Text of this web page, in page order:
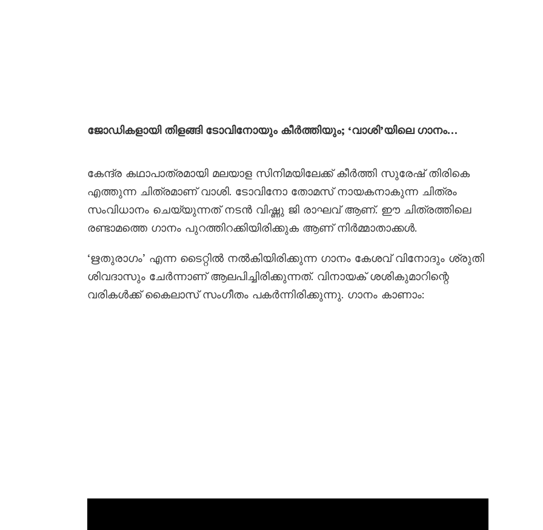
ജോഡികളായി തിളങ്ങി ടോവിനോയും കീർത്തിയും; ‘വാശി’യിലെ ഗാനം…
കേന്ദ്ര കഥാപാത്രമായി മലയാള സിനിമയിലേക്ക് കീർത്തി സുരേഷ് തിരികെ
എത്തുന്ന ചിത്രമാണ് വാശി. ടോവിനോ തോമസ് നായകനാകുന്ന ചിത്രം
സംവിധാനം ചെയ്യുന്നത് നടൻ വിഷ്ണു ജി രാഘവ് ആണ്. ഈ ചിത്രത്തിലെ
രണ്ടാമത്തെ ഗാനം പുറത്തിറക്കിയിരിക്കുക ആണ് നിർമ്മാതാക്കൾ.
‘ഋതുരാഗം’ എന്ന ടൈറ്റിൽ നൽകിയിരിക്കുന്ന ഗാനം കേശവ് വിനോദും ശ്രുതി
ശിവദാസും ചേർന്നാണ് ആലപിച്ചിരിക്കുന്നത്. വിനായക് ശശികുമാറിന്റെ
വരികൾക്ക് കൈലാസ് സംഗീതം പകർന്നിരിക്കുന്നു. ഗാനം കാണാം: